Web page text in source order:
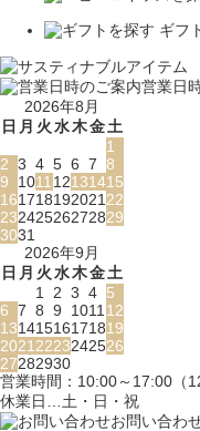
ギフ
営業日
2026年8月
日 月 火水木金土
1
2 3 4 5 6 7 8
9
1011 12131415
161718192021 22
23242526272829
3031
2026年9月
日 月 火水木金土
1
2 3 4 5
6 7 8 9 1011 12
13141516171819
2021 2223242526
27282930
営業時間：10:00～17:00（
休業日…土・日・祝
お問い合わ